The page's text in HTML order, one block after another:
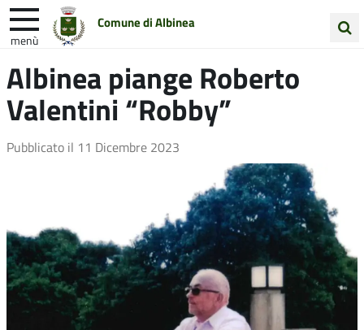
Comune di Albinea
menù
nel
sito
Entra in Comune Vivi Albinea
Unione Colline Matildiche
Albinea piange Roberto
Valentini “Robby”
Pubblicato il 11 Dicembre 2023